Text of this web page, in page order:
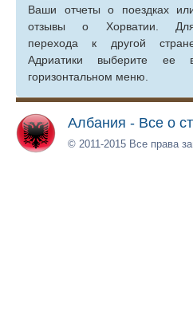
Ваши отчеты о поездках
отзывы о Хорватии.
перехода к другой
Адриатики выберите ее
горизонтальном меню.
Албания - Все о
© 2011-2015 Все права